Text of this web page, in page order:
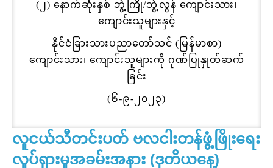
(၂) နောက်ဆုံးနှစ် ဘွဲ့ကြို/ဘွဲ့လွန် ကျောင်းသား၊
ကျောင်းသူများနှင့်
နိုင်ငံခြားသားပညာတော်သင် (မြန်မာစာ)
ကျောင်းသား၊ ကျောင်းသူများကို ဂုဏ်ပြုနှုတ်ဆက်
ခြင်း
(၆-၉-၂၀၂၃)
လူငယ်သီတင်းပတ် ဗလငါးတန်ဖွံ့ဖြိုးရေး
လှုပ်ရှားမှုအခမ်းအနား (ဒုတိယနေ့)